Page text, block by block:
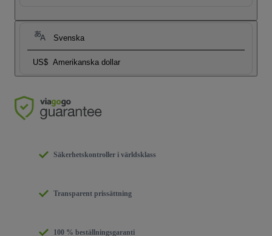
Svenska
US$ Amerikanska dollar
Säkerhetskontroller i världsklass
Transparent prissättning
100 % beställningsgaranti